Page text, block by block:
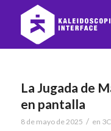
La Jugada de
en pantalla
8 de mayo de 2025 / en